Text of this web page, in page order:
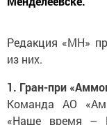
Редакция «МН»
из них.
1. Гран-при
Команда АО
«Наше время –